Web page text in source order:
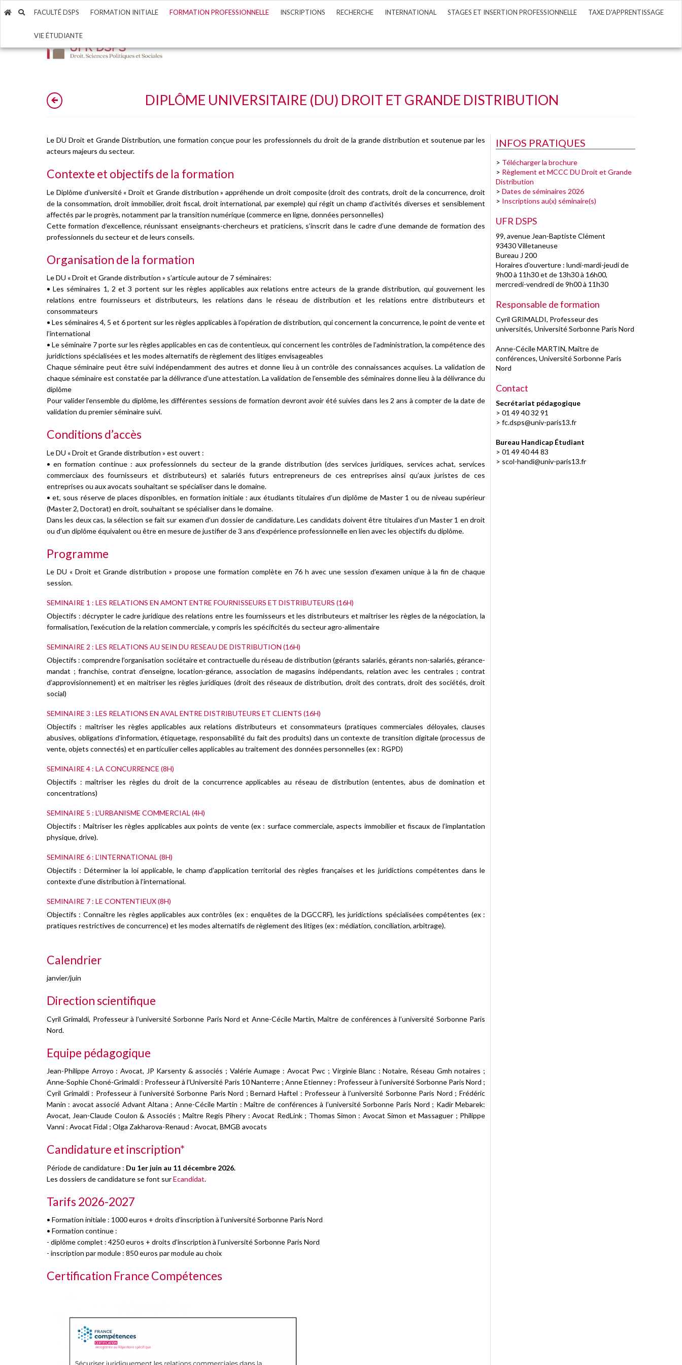
FACULTÉ DSPS
Administration
FORMATION INITIALE
Modalités de contrôle des connaissances et des compétences
Calendrier universitaire 2026- 2027
FORMATION PROFESSIONNELLE
Diplôme Universitaire (DU) Droit et Grande Distribution
INSCRIPTIONS
Candidatures
Inscription administrative
RECHERCHE INTERNATIONAL STAGES ET INSERTION PROFESSIONNELLE
Présentation
TAXE D'APPRENTISSAGE
VIE ÉTUDIANTE
Sports
DIPLÔME UNIVERSITAIRE (DU) DROIT ET GRANDE DISTRIBUTION
Le DU Droit et Grande Distribution, une formation conçue pour les professionnels du droit de la grande distribution et soutenue par les
acteurs majeurs du secteur.
Contexte et objectifs de la formation
Le Diplôme d’université « Droit et Grande distribution » appréhende un droit composite (droit des contrats, droit de la concurrence, droit
de la consommation, droit immobilier, droit fiscal, droit international, par exemple) qui régit un champ d’activités diverses et sensiblement
affectés par le progrès, notamment par la transition numérique (commerce en ligne, données personnelles)
Cette formation d’excellence, réunissant enseignants-chercheurs et praticiens, s’inscrit dans le cadre d’une demande de formation des
professionnels du secteur et de leurs conseils.
Organisation de la formation
Le DU « Droit et Grande distribution » s’articule autour de 7 séminaires:
• Les séminaires 1, 2 et 3 portent sur les règles applicables aux relations entre acteurs de la grande distribution, qui gouvernent les
relations entre fournisseurs et distributeurs, les relations dans le réseau de distribution et les relations entre distributeurs et
consommateurs
• Les séminaires 4, 5 et 6 portent sur les règles applicables à l’opération de distribution, qui concernent la concurrence, le point de vente et
l’international
• Le séminaire 7 porte sur les règles applicables en cas de contentieux, qui concernent les contrôles de l’administration, la compétence des
juridictions spécialisées et les modes alternatifs de règlement des litiges envisageables
Chaque séminaire peut être suivi indépendamment des autres et donne lieu à un contrôle des connaissances acquises. La validation de
chaque séminaire est constatée par la délivrance d’une attestation. La validation de l’ensemble des séminaires donne lieu à la délivrance du
diplôme
Pour valider l’ensemble du diplôme, les différentes sessions de formation devront avoir été suivies dans les 2 ans à compter de la date de
validation du premier séminaire suivi.
Conditions d’accès
Le DU « Droit et Grande distribution » est ouvert :
• en formation continue : aux professionnels du secteur de la grande distribution (des services juridiques, services achat, services
commerciaux des fournisseurs et distributeurs) et salariés futurs entrepreneurs de ces entreprises ainsi qu’aux juristes de ces
entreprises ou aux avocats souhaitant se spécialiser dans le domaine.
• et, sous réserve de places disponibles, en formation initiale : aux étudiants titulaires d’un diplôme de Master 1 ou de niveau supérieur
(Master 2, Doctorat) en droit, souhaitant se spécialiser dans le domaine.
Dans les deux cas, la sélection se fait sur examen d’un dossier de candidature. Les candidats doivent être titulaires d’un Master 1 en droit
ou d’un diplôme équivalent ou être en mesure de justifier de 3 ans d’expérience professionnelle en lien avec les objectifs du diplôme.
Programme
Le DU « Droit et Grande distribution » propose une formation complète en 76 h avec une session d’examen unique à la fin de chaque
session.
SEMINAIRE 1 : LES RELATIONS EN AMONT ENTRE FOURNISSEURS ET DISTRIBUTEURS (16H)
Objectifs : décrypter le cadre juridique des relations entre les fournisseurs et les distributeurs et maîtriser les règles de la négociation, la
formalisation, l’exécution de la relation commerciale, y compris les spécificités du secteur agro-alimentaire
SEMINAIRE 2 : LES RELATIONS AU SEIN DU RESEAU DE DISTRIBUTION (16H)
Objectifs : comprendre l’organisation sociétaire et contractuelle du réseau de distribution (gérants salariés, gérants non-salariés, gérance-
mandat ; franchise, contrat d’enseigne, location-gérance, association de magasins indépendants, relation avec les centrales ; contrat
d’approvisionnement) et en maitriser les règles juridiques (droit des réseaux de distribution, droit des contrats, droit des sociétés, droit
social)
SEMINAIRE 3 : LES RELATIONS EN AVAL ENTRE DISTRIBUTEURS ET CLIENTS (16H)
Objectifs : maîtriser les règles applicables aux relations distributeurs et consommateurs (pratiques commerciales déloyales, clauses
abusives, obligations d’information, étiquetage, responsabilité du fait des produits) dans un contexte de transition digitale (processus de
vente, objets connectés) et en particulier celles applicables au traitement des données personnelles (ex : RGPD)
SEMINAIRE 4 : LA CONCURRENCE (8H)
Objectifs : maîtriser les règles du droit de la concurrence applicables au réseau de distribution (ententes, abus de domination et
concentrations)
SEMINAIRE 5 : L’URBANISME COMMERCIAL (4H)
Objectifs : Maîtriser les règles applicables aux points de vente (ex : surface commerciale, aspects immobilier et fiscaux de l’implantation
physique, drive).
SEMINAIRE 6 : L’INTERNATIONAL (8H)
Objectifs : Déterminer la loi applicable, le champ d’application territorial des règles françaises et les juridictions compétentes dans le
contexte d’une distribution à l’international.
SEMINAIRE 7 : LE CONTENTIEUX (8H)
Objectifs : Connaître les règles applicables aux contrôles (ex : enquêtes de la DGCCRF), les juridictions spécialisées compétentes (ex :
pratiques restrictives de concurrence) et les modes alternatifs de règlement des litiges (ex : médiation, conciliation, arbitrage).
Calendrier
janvier/juin
Direction scientifique
Cyril Grimaldi, Professeur à l’université Sorbonne Paris Nord et Anne-Cécile Martin, Maître de conférences à l’université Sorbonne Paris
Nord.
Equipe pédagogique
Jean-Philippe Arroyo : Avocat, JP Karsenty & associés ; Valérie Aumage : Avocat Pwc ; Virginie Blanc : Notaire, Réseau Gmh notaires ;
Anne-Sophie Choné-Grimaldi : Professeur à l’Université Paris 10 Nanterre ; Anne Etienney : Professeur à l’université Sorbonne Paris Nord ;
Cyril Grimaldi : Professeur à l’université Sorbonne Paris Nord ; Bernard Haftel : Professeur à l’université Sorbonne Paris Nord ; Frédéric
Manin : avocat associé Advant Altana ; Anne-Cécile Martin : Maître de conférences à l’université Sorbonne Paris Nord ; Kadir Mebarek:
Avocat, Jean-Claude Coulon & Associés ; Maître Regis Pihery : Avocat RedLink ; Thomas Simon : Avocat Simon et Massaguer ; Philippe
Vanni : Avocat Fidal ; Olga Zakharova-Renaud : Avocat, BMGB avocats
Candidature et inscription*
Période de candidature : Du 1er juin au 11 décembre 2026.
Les dossiers de candidature se font surEcandidat.
Tarifs 2026-2027
• Formation initiale : 1000 euros + droits d’inscription à l’université Sorbonne Paris Nord
• Formation continue :
- diplôme complet : 4250 euros + droits d’inscription à l’université Sorbonne Paris Nord
- inscription par module : 850 euros par module au choix
Certification France Compétences
INFOS PRATIQUES
> Télécharger la brochure
> Règlement et MCCC DU Droit et Grande
Distribution
> Dates de séminaires 2026
> Inscriptions au(x) séminaire(s)
UFR DSPS
99, avenue Jean-Baptiste Clément
93430 Villetaneuse
Bureau J 200
Horaires d'ouverture : lundi-mardi-jeudi de
9h00 à 11h30 et de 13h30 à 16h00,
mercredi-vendredi de 9h00 à 11h30
Responsable de formation
Cyril GRIMALDI, Professeur des
universités, Université Sorbonne Paris Nord
Anne-Cécile MARTIN, Maître de
conférences, Université Sorbonne Paris
Nord
Contact
Secrétariat pédagogique
> 01 49 40 32 91
> fc.dsps@univ-paris13.fr
Bureau Handicap Étudiant
> 01 49 40 44 83
> scol-handi@univ-paris13.fr